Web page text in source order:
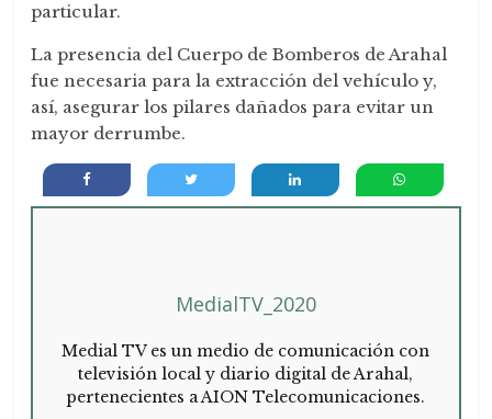
particular.
La presencia del Cuerpo de Bomberos de Arahal
fue necesaria para la extracción del vehículo y,
así, asegurar los pilares dañados para evitar un
mayor derrumbe.
MedialTV_2020
Medial TV es un medio de comunicación con
televisión local y diario digital de Arahal,
pertenecientes a AION Telecomunicaciones.